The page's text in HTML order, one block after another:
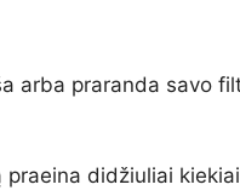
arba praranda savo
didžiuliai